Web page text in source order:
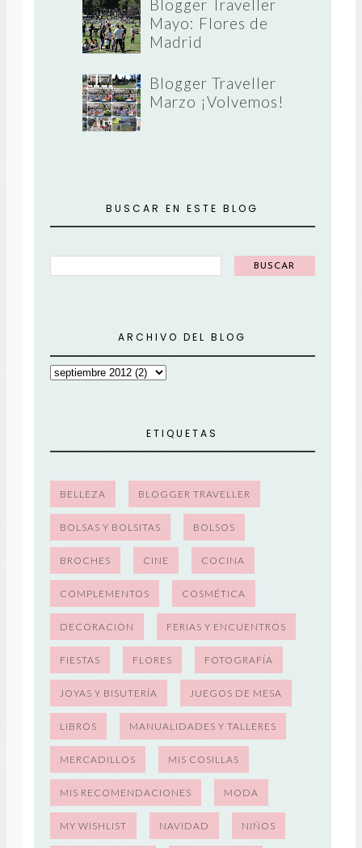
Blogger Traveller
Mayo: Flores de
Madrid
Blogger Traveller
Marzo ¡Volvemos!
BUSCAR EN ESTE BLOG
ARCHIVO DEL BLOG
ETIQUETAS
BELLEZA BLOGGER TRAVELLER
BOLSAS Y BOLSITAS BOLSOS
BROCHES CINE COCINA
COMPLEMENTOS COSMÉTICA
DECORACIÓN FERIAS Y ENCUENTROS
FIESTAS FLORES FOTOGRAFÍA
JOYAS Y BISUTERÍA JUEGOS DE MESA
LIBROS MANUALIDADES Y TALLERES
MERCADILLOS MIS COSILLAS
MIS RECOMENDACIONES MODA
MY WISHLIST NAVIDAD NIÑOS